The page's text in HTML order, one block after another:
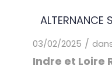
ALTERNANCE
03/02/2025 /
Indre et Loire